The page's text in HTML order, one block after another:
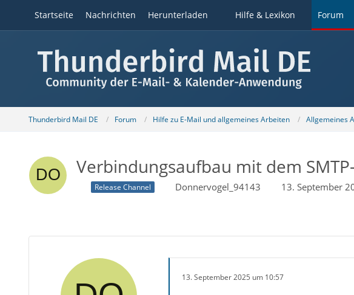
Startseite Nachrichten Herunterladen Hilfe & Lexikon Forum
Thunderbird Mail DE Forum Hilfe zu E-Mail und allgemeines Arbeiten Allgemeines
Verbindungsaufbau mit dem
Release Channel Donnervogel_94143 13. September
13. September 2025 um 10:57